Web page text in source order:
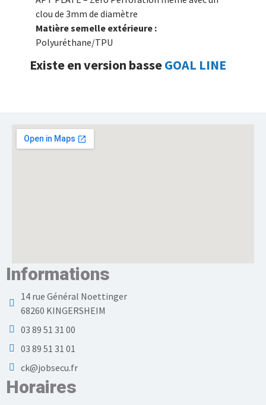
clou de 3mm de diamètre
Matière semelle extérieure :
Polyuréthane/TPU
Existe en version basseGOAL LINE
Informations
14 rue Général Noettinger
68260 KINGERSHEIM
03 89 51 31 00
03 89 51 31 01
ck@jobsecu.fr
Horaires